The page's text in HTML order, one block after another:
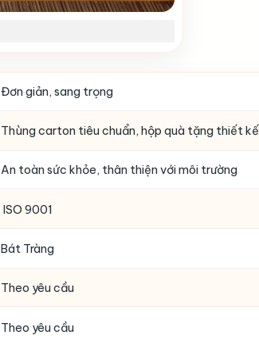
Đơn giản, sang trọng
Thùng carton tiêu chuẩn, hộp quà tặng thiết kế
An toàn sức khỏe, thân thiện với môi trường
ISO 9001
Bát Tràng
Theo yêu cầu
Theo yêu cầu